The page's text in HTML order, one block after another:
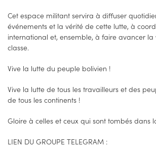
Cet espace militant servira à diffuser
événements et la vérité de cette lutte, à
international et, ensemble, à faire avancer
classe.
Vive la lutte du peuple bolivien !
Vive la lutte de tous les travailleurs et des
de tous les continents !
Gloire à celles et ceux qui sont tombés dans
LIEN DU GROUPE TELEGRAM :